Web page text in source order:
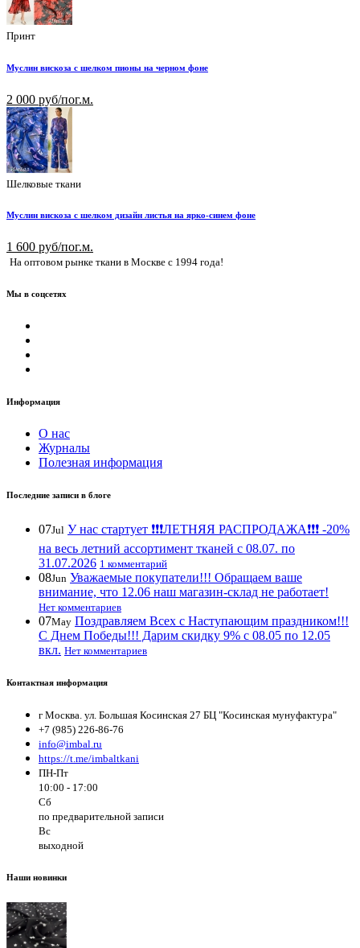
Принт
Муслин вискоза с шелком пионы на черном фоне
2 000 руб/пог.м.
Шелковые ткани
Муслин вискоза с шелком дизайн листья на ярко-синем фоне
1 600 руб/пог.м.
На оптовом рынке ткани в Москве с 1994 года!
Мы в соцсетях
Информация
О нас
Журналы
Полезная информация
Последние записи в блоге
07Jul У нас стартует ❗️❗️❗️ЛЕТНЯЯ РАСПРОДАЖА❗️❗️❗️ -20%
на весь летний ассортимент тканей с 08.07. по
31.07.2026 1 комментарий
08Jun Уважаемые покупатели!!! Обращаем ваше
внимание, что 12.06 наш магазин-склад не работает!
Нет комментариев
07May Поздравляем Всех с Наступающим праздником!!!
С Днем Победы!!! Дарим скидку 9% с 08.05 по 12.05
вкл. Нет комментариев
Контактная информация
г Москва. ул. Большая Косинская 27 БЦ "Косинская мунуфактура"
+7 (985) 226-86-76
info@imbal.ru
https://t.me/imbaltkani
ПН-Пт
10:00 - 17:00
Сб
по предварительной записи
Вс
выходной
Наши новинки